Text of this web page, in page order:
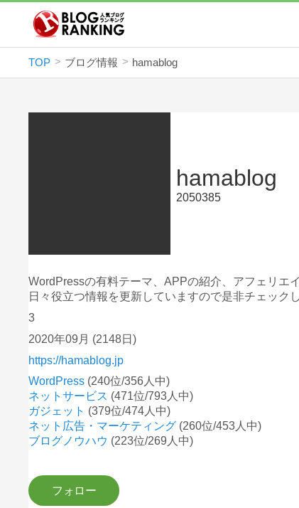
TOP ブログ情報 hamablog
hamablog
2050385
WordPressの有料テーマ、APPの紹介、アフェリエ
日々役立つ情報を更新していますので是非チェック
3
2020年09月 (2148日)
https://hamablog.jp
WordPress (240位/356人中)
ネットサービス (471位/793人中)
ガジェット (379位/474人中)
ネット広告・マーケティング (260位/453人中)
ブログノウハウ (223位/269人中)